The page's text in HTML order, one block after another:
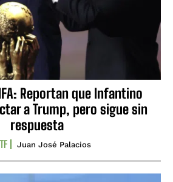
Reportan que Infantino
a Trump, pero sigue sin
respuesta
Juan José Palacios